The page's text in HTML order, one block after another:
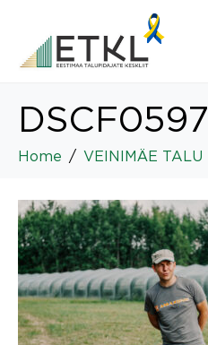
DSCF0597
Home VEINIMÄE TALU